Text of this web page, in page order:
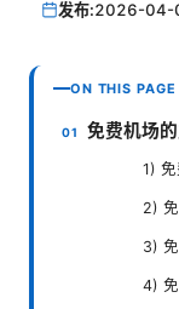
发布:2026-04-
ON THIS PAGE
免费机场
1) 免
2)
3)
4)